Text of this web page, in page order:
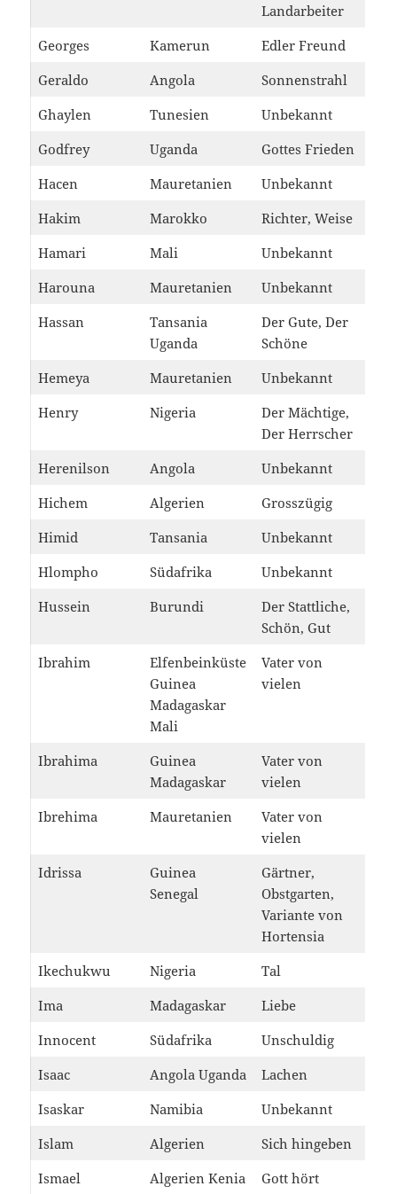
Landarbeiter
Georges
Kamerun
Edler Freund
Geraldo
Angola
Sonnenstrahl
Ghaylen
Tunesien
Unbekannt
Godfrey
Uganda
Gottes Frieden
Hacen
Mauretanien
Unbekannt
Hakim
Marokko
Richter, Weise
Hamari
Mali
Unbekannt
Harouna
Mauretanien
Unbekannt
Hassan
Tansania
Uganda
Der Gute, Der
Schöne
Hemeya
Mauretanien
Unbekannt
Henry
Nigeria
Der Mächtige,
Der Herrscher
Herenilson
Angola
Unbekannt
Hichem
Algerien
Grosszügig
Himid
Tansania
Unbekannt
Hlompho
Südafrika
Unbekannt
Hussein
Burundi
Der Stattliche,
Schön, Gut
Ibrahim
Elfenbeinküste
Guinea
Madagaskar
Mali
Vater von
vielen
Ibrahima
Guinea
Madagaskar
Vater von
vielen
Ibrehima
Mauretanien
Vater von
vielen
Idrissa
Guinea
Senegal
Gärtner,
Obstgarten,
Variante von
Hortensia
Ikechukwu
Nigeria
Tal
Ima
Madagaskar
Liebe
Innocent
Südafrika
Unschuldig
Isaac
Angola Uganda
Lachen
Isaskar
Namibia
Unbekannt
Islam
Algerien
Sich hingeben
Ismael
Algerien Kenia Gott hört